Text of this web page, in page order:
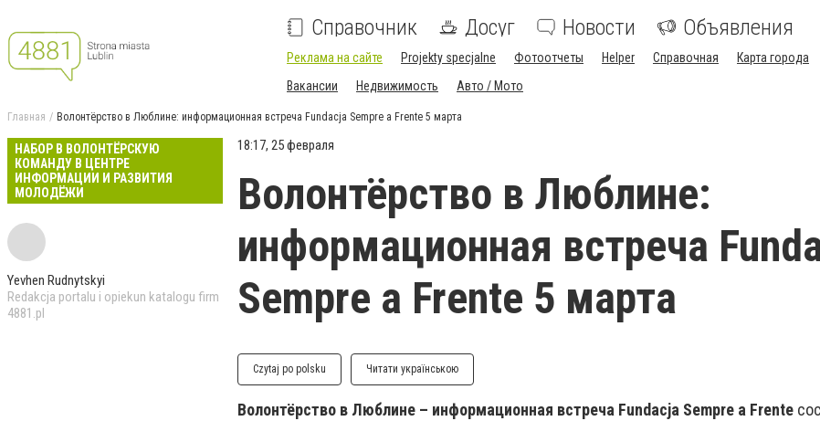
Справочник Досуг Новости Объявления
Реклама на сайте Projekty specjalne Фотоотчеты Helper Справочная
Карта города
Вакансии
Недвижимость Авто / Мото
Главная Волонтёрство в Люблине: информационная встреча Fundacja Sempre a Frente 5 марта
НАБОР В ВОЛОНТЁРСКУЮ
КОМАНДУ В ЦЕНТРЕ
ИНФОРМАЦИИ И РАЗВИТИЯ
МОЛОДЁЖИ
Yevhen Rudnytskyi
Redakcja portalu i opiekun katalogu firm
4881.pl
18:17, 25 февраля
Волонтёрство в Люблине:
информационная встреча
Sempre a Frente 5 марта
Czytaj po polsku Читати українською
Волонтёрство в Люблине – информационная встреча Fundacja Sempre a Frente